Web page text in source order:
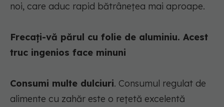
noi, care aduc rapid bătrânețea mai aproape.
Frecați-vă părul cu folie de aluminiu. Acest
truc ingenios face minuni
Consumi multe dulciuri. Consumul regulat de
alimente cu zahăr este o rețetă excelentă